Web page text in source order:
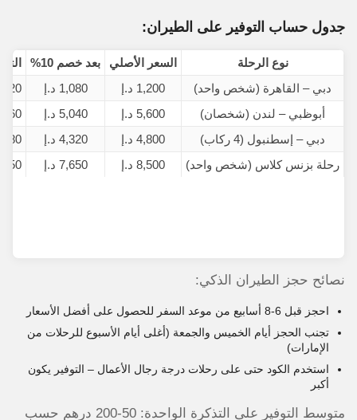
جدول حساب التوفير على الطيران:
نوع الرحلة السعر الأصلي بعد خصم 10%
دبي – القاهرة (شخص واحد)
1,200 د.إ 1,080 د.إ
120 د.إ
أبوظبي – لندن (شخصان)
5,600 د.إ 5,040 د.إ
560 د.إ
دبي – إسطنبول (4 ركاب)
4,800 د.إ 4,320 د.إ
480 د.إ
رحلة بزنس كلاس (شخص واحد)
8,500 د.إ 7,650 د.إ 850 د.إ
نصائح حجز الطيران الذكي:
احجز قبل 6-8 أسابيع من موعد السفر للحصول على أفضل الأسعار
تجنب الحجز أيام الخميس والجمعة (أغلى أيام الأسبوع للرحلات من
الإمارات)
استخدم الكود حتى على رحلات درجة رجال الأعمال – التوفير يكون
أكبر
متوسط التوفير على التذكرة الواحدة: 50-200 درهم حسب